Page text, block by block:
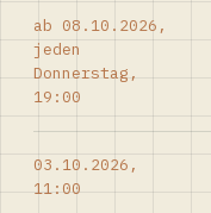
ab 08.10.2026,
jeden
Donnerstag,
19:00
03.10.2026,
11:00